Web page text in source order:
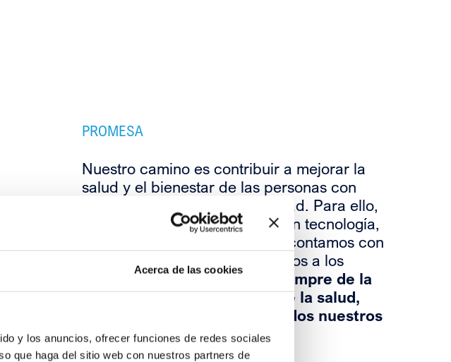
Acerca de las cookies
y los anuncios, ofrecer funciones de redes sociales
que haga del sitio web con nuestros partners de
PROMESA
Nuestro camino es contribuir a mejorar la
salud y el bienestar de las personas con
productos y servicios de calidad. Para ello,
reinvertimos constantemente en tecnología,
fomentamos la sostenibilidad, contamos con
el mejor talento y nos adaptamos a los
cambios.Así aseguramos, siempre de la
mano de los profesionales de la salud,
tratamientos accesibles a todos nuestros
pacientes.